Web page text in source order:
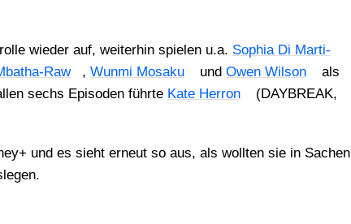
wie­der auf, wei­ter­hin spie­len u.a. Sophia Di Mar­ti­
Raw , Wun­mi Mosa­ku und Owen Wil­son
als
sechs Epi­so­den führ­te Kate Her­ron
(DAYBREAK,
und es sieht erneut so aus, als woll­ten sie in Sachen